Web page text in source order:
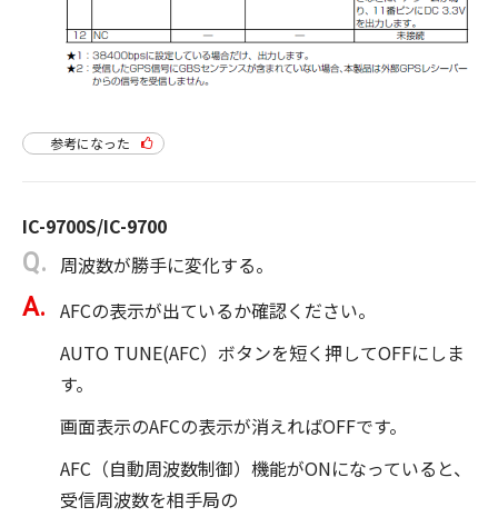
参考になった
IC-9700S/IC-9700
周波数が勝手に変化する。
AFCの表示が出ているか確認ください。
AUTO TUNE(AFC）ボタンを短く押してOFFにしま
す。
画面表示のAFCの表示が消えればOFFです。
AFC（自動周波数制御）機能がONになっていると、
受信周波数を相手局の